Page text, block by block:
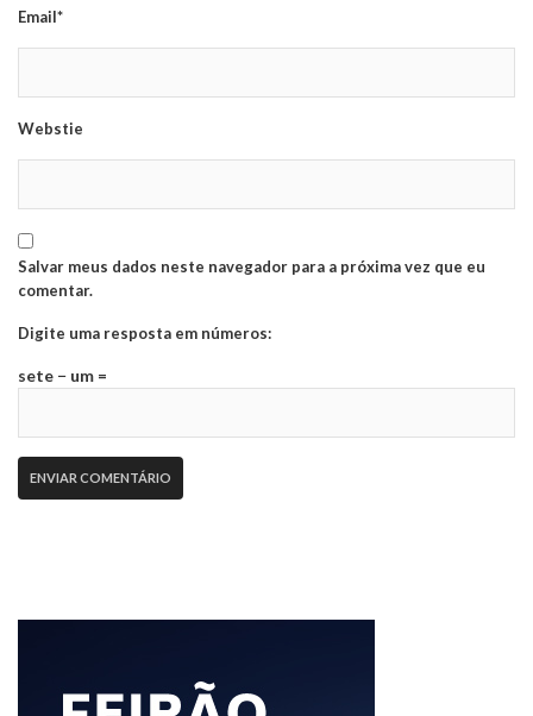
Email*
Webstie
Salvar meus dados neste navegador para a próxima vez que eu
comentar.
Digite uma resposta em números:
sete − um =